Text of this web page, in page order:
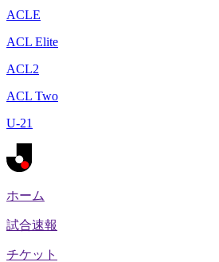
ACLE
ACL Elite
ACL2
ACL Two
U-21
ホーム
試合速報
チケット